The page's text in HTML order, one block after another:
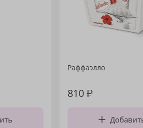
Раффаэлло
810₽